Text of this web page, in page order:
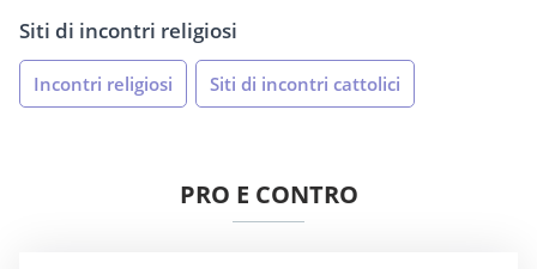
Siti di incontri religiosi
Incontri religiosi Siti di incontri cattolici
PRO E CONTRO